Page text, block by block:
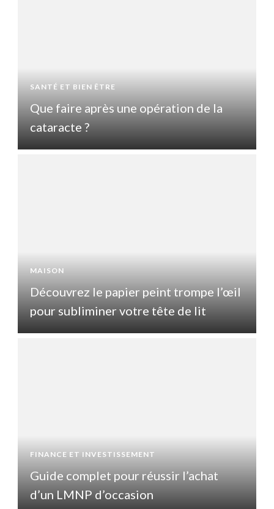
SANTÉ ET BIEN ÊTRE
Que faire après une opération de la
cataracte ?
MAISON
Découvrez le papier peint trompe l’œil
pour subliminer votre tête de lit
FINANCE ET INVESTISSEMENT
Guide complet pour réussir l’achat
d’un LMNP d’occasion